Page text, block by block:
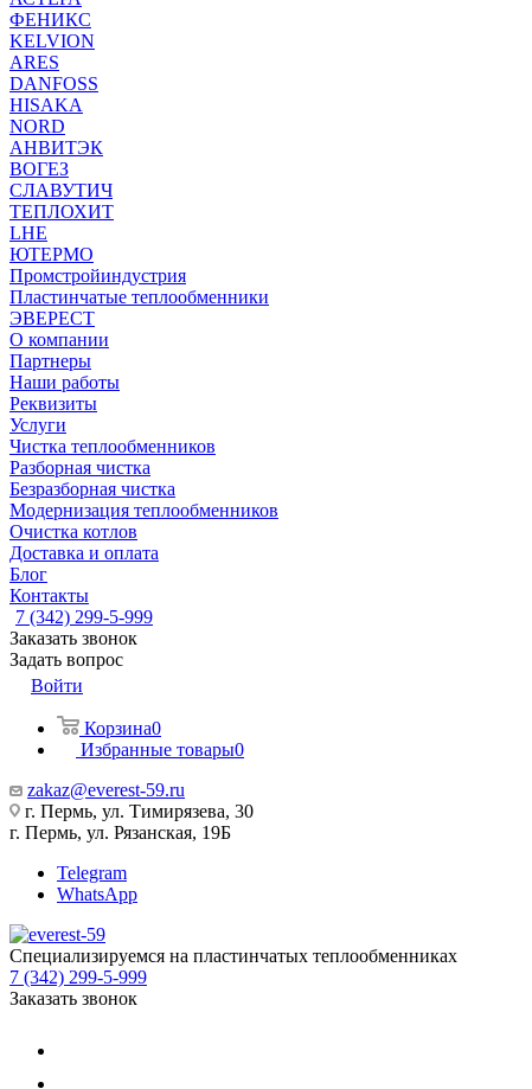
ФЕНИКС
KELVION
ARES
DANFOSS
HISAKA
NORD
АНВИТЭК
ВОГЕЗ
СЛАВУТИЧ
ТЕПЛОХИТ
LHE
ЮТЕРМО
Промстройиндустрия
Пластинчатые теплообменники
ЭВЕРЕСТ
О компании
Партнеры
Наши работы
Реквизиты
Услуги
Чистка теплообменников
Разборная чистка
Безразборная чистка
Модернизация теплообменников
Очистка котлов
Доставка и оплата
Блог
Контакты
7 (342) 299-5-999
Заказать звонок
Задать вопрос
Войти
Корзина0
Избранные товары0
zakaz@everest-59.ru
г. Пермь, ул. Тимирязева, 30
г. Пермь, ул. Рязанская, 19Б
Telegram
WhatsApp
Специализируемся на пластинчатых теплообменниках
7 (342) 299-5-999
Заказать звонок